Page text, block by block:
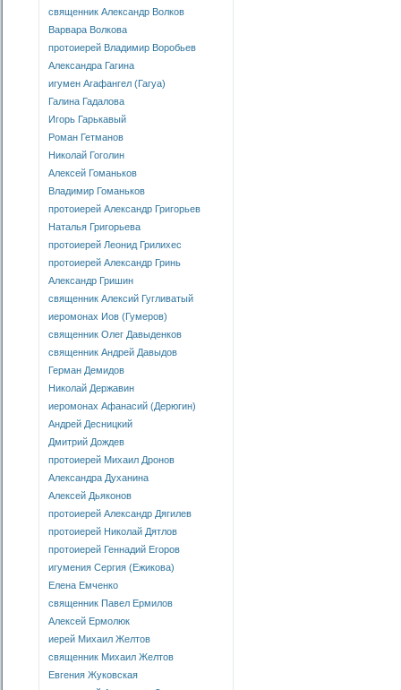
священник Александр Волков
Варвара Волкова
протоиерей Владимир Воробьев
Александра Гагина
игумен Агафангел (Гагуа)
Галина Гадалова
Игорь Гарькавый
Роман Гетманов
Николай Гоголин
Алексей Гоманьков
Владимир Гоманьков
протоиерей Александр Григорьев
Наталья Григорьева
протоиерей Леонид Грилихес
протоиерей Александр Гринь
Александр Гришин
священник Алексий Гугливатый
иеромонах Иов (Гумеров)
священник Олег Давыденков
священник Андрей Давыдов
Герман Демидов
Николай Державин
иеромонах Афанасий (Дерюгин)
Андрей Десницкий
Дмитрий Дождев
протоиерей Михаил Дронов
Александра Духанина
Алексей Дьяконов
протоиерей Александр Дягилев
протоиерей Николай Дятлов
протоиерей Геннадий Егоров
игумения Сергия (Ежикова)
Елена Емченко
священник Павел Ермилов
Алексей Ермолюк
иерей Михаил Желтов
священник Михаил Желтов
Евгения Жуковская